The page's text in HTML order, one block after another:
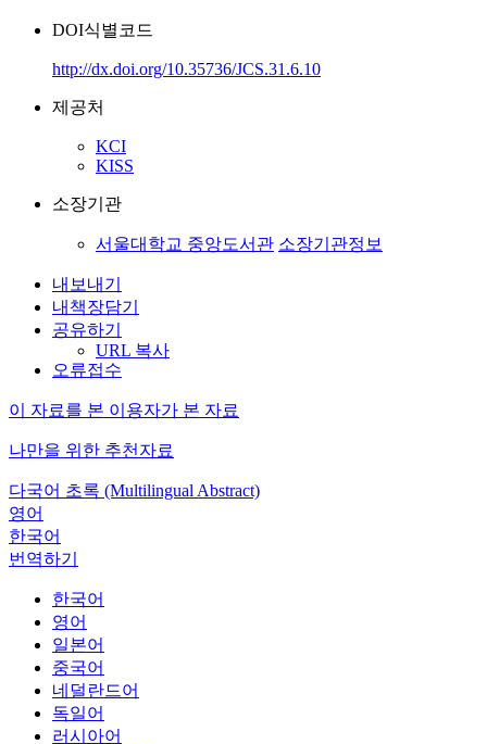
DOI식별코드
http://dx.doi.org/10.35736/JCS.31.6.10
제공처
KCI
KISS
소장기관
서울대학교 중앙도서관 소장기관정보
내보내기
내책장담기
공유하기
URL 복사
오류접수
이 자료를 본 이용자가 본 자료
나만을 위한 추천자료
다국어 초록 (Multilingual Abstract)
영어
한국어
번역하기
한국어
영어
일본어
중국어
네덜란드어
독일어
러시아어